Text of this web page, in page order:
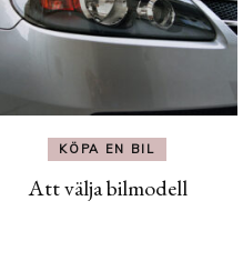
KÖPA EN BIL
Att välja bilmodell